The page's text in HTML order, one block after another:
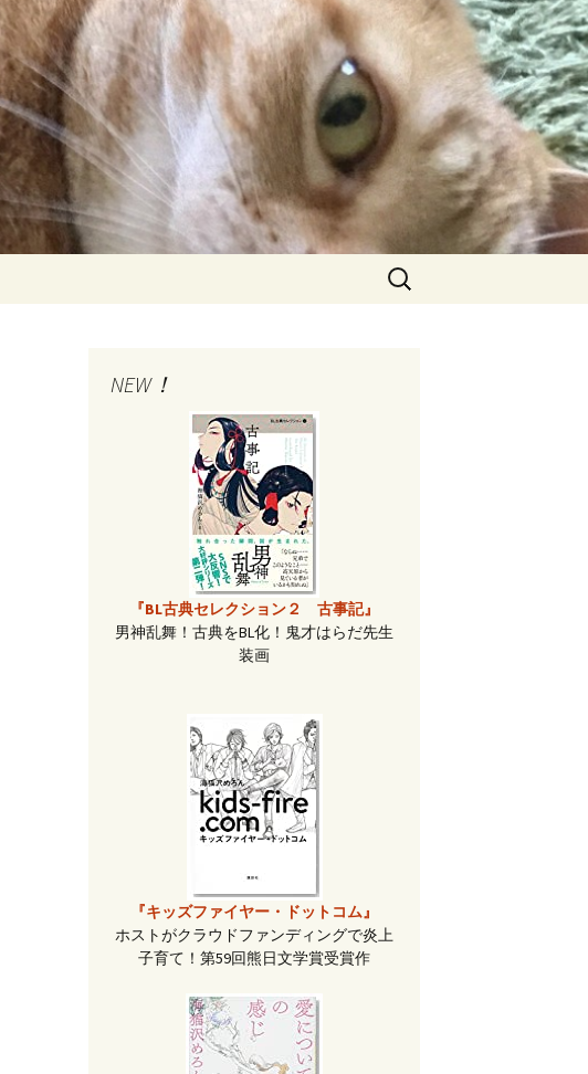
検
NEW！
『BL古典セレクション２ 古事記』
男神乱舞！古典をBL化！鬼才はらだ先生
装画
『キッズファイヤー・ドットコム』
ホストがクラウドファンディングで炎上
子育て！第59回熊日文学賞受賞作